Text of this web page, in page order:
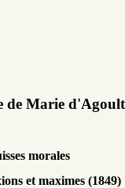
de Marie
morales
et maximes (1849)